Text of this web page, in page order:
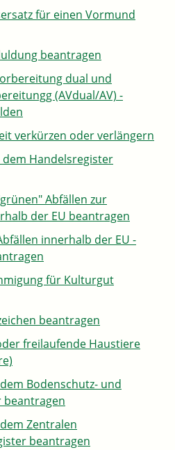
für einen Vormund
beantragen
dual und
(AVdual/AV) -
verkürzen oder verlängern
Handelsregister
Abfällen zur
der EU beantragen
innerhalb der EU -
für Kulturgut
beantragen
freilaufende Haustiere
Bodenschutz- und
beantragen
Zentralen
beantragen